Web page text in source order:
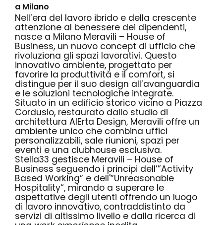
a Milano
Nell’era del lavoro ibrido e della crescente
attenzione al benessere dei dipendenti,
nasce a Milano Meravili – House of
Business, un nuovo concept di ufficio che
rivoluziona gli spazi lavorativi. Questo
innovativo ambiente, progettato per
favorire la produttività e il comfort, si
distingue per il suo design all’avanguardia
e le soluzioni tecnologiche integrate.
Situato in un edificio storico vicino a Piazza
Cordusio, restaurato dallo studio di
architettura AlErta Design, Meravili offre un
ambiente unico che combina uffici
personalizzabili, sale riunioni, spazi per
eventi e una clubhouse esclusiva.
Stella33 gestisce Meravili – House of
Business seguendo i principi dell’”Activity
Based Working” e dell'”Unreasonable
Hospitality“, mirando a superare le
aspettative degli utenti offrendo un luogo
di lavoro innovativo, contraddistinto da
servizi di altissimo livello e dalla ricerca di